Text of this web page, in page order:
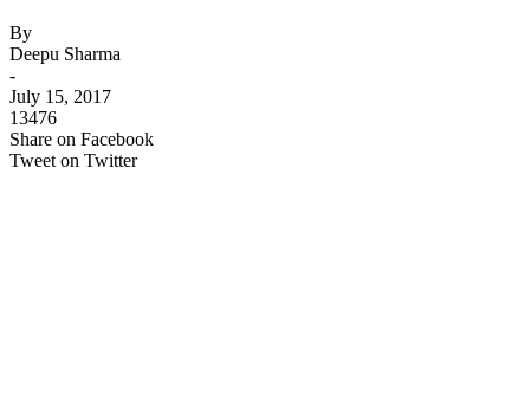
By
Deepu Sharma
-
July 15, 2017
13476
Share on Facebook
Tweet on Twitter